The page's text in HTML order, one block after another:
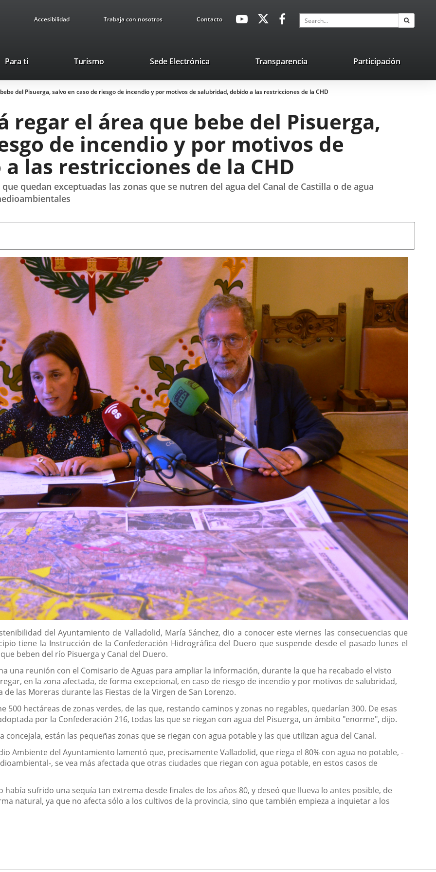
Accesibilidad Trabaja con nosotros ContactoavaHeaderSocial
Link
Link
application.
application.
Search
Para ti TurismoThis
will
open
a
pop-
window.
Sede ElectrónicaLink
external
application.
Transparencia Participación
del Pisuerga, salvo en caso de riesgo de incendio y por motivos de salubridad, debido a las restricciones de la CHD
regar el área que bebe del Pisuerga,
de incendio y por motivos de
las restricciones de la CHD
quedan exceptuadas las zonas que se nutren del agua del Canal de Castilla o de agua
del Ayuntamiento de Valladolid, María Sánchez, dio a conocer este viernes las consecuencias que
tiene la Instrucción de la Confederación Hidrográfica del Duero que suspende desde el pasado lunes el
beben del río Pisuerga y Canal del Duero.
una reunión con el Comisario de Aguas para ampliar la información, durante la que ha recabado el visto
en la zona afectada, de forma excepcional, en caso de riesgo de incendio y por motivos de salubridad,
las Moreras durante las Fiestas de la Virgen de San Lorenzo.
500 hectáreas de zonas verdes, de las que, restando caminos y zonas no regables, quedarían 300. De esas
por la Confederación 216, todas las que se riegan con agua del Pisuerga, un ámbito "enorme", dijo.
concejala, están las pequeñas zonas que se riegan con agua potable y las que utilizan agua del Canal.
Ambiente del Ayuntamiento lamentó que, precisamente Valladolid, que riega el 80% con agua no potable, -
, se vea más afectada que otras ciudades que riegan con agua potable, en estos casos de
había sufrido una sequía tan extrema desde finales de los años 80, y deseó que llueva lo antes posible, de
natural, ya que no afecta sólo a los cultivos de la provincia, sino que también empieza a inquietar a los